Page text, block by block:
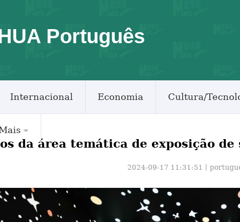
Português
Internacional Economia Cultura/
da área temática de exposição
2024-09-17 11:31:51丨